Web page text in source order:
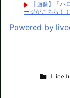
【画像】「
ージがこちら！！
Powered by
